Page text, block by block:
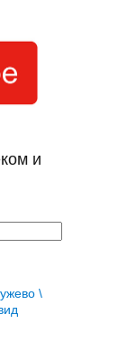
и
\